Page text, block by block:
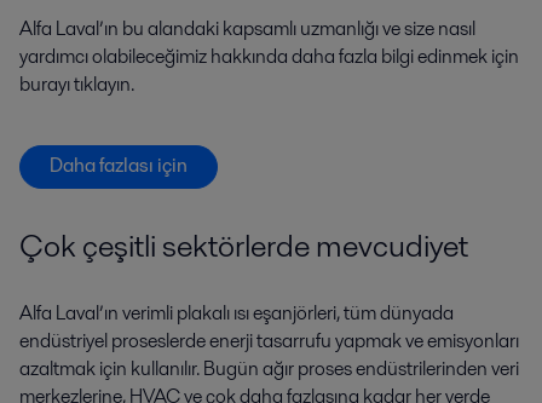
Alfa Laval’ın bu alandaki kapsamlı uzmanlığı ve size nasıl
yardımcı olabileceğimiz hakkında daha fazla bilgi edinmek için
burayı tıklayın.
Daha fazlası için
Çok çeşitli sektörlerde mevcudiyet
Alfa Laval’ın verimli plakalı ısı eşanjörleri, tüm dünyada
endüstriyel proseslerde enerji tasarrufu yapmak ve emisyonları
azaltmak için kullanılır. Bugün ağır proses endüstrilerinden veri
merkezlerine, HVAC ve çok daha fazlasına kadar her yerde